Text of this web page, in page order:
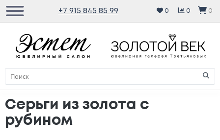
+7 915 845 85 99 0 0 0
Серьги из золота с
рубином